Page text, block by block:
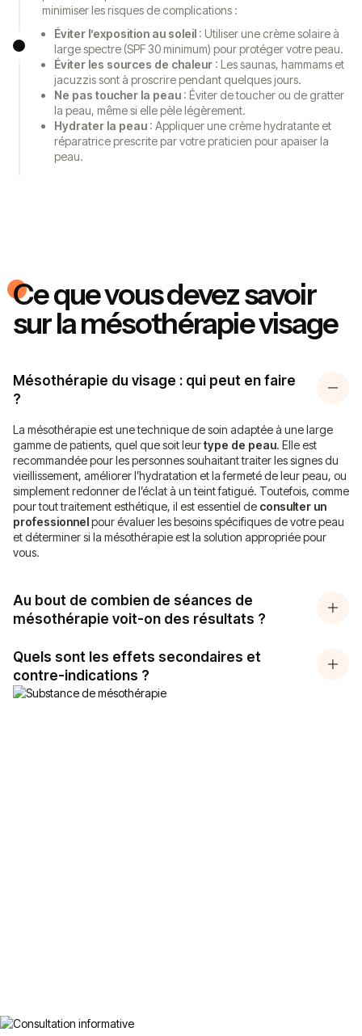
minimiser les risques de complications :
Éviter l’exposition au soleil: Utiliser une crème solaire à
large spectre (SPF 30 minimum) pour protéger votre peau.
Éviter les sources de chaleur: Les saunas, hammams et
jacuzzis sont à proscrire pendant quelques jours.
Ne pas toucher la peau: Éviter de toucher ou de gratter
la peau, même si elle pèle légèrement.
Hydrater la peau: Appliquer une crème hydratante et
réparatrice prescrite par votre praticien pour apaiser la
peau.
Ce que vous devez savoir
sur la mésothérapie visage
Mésothérapie du visage : qui peut en faire
?
La mésothérapie est une technique de soin adaptée à une large
gamme de patients, quel que soit leurtype de peau. Elle est
recommandée pour les personnes souhaitant traiter les signes du
vieillissement, améliorer l’hydratation et la fermeté de leur peau, ou
simplement redonner de l’éclat à un teint fatigué. Toutefois, comme
pour tout traitement esthétique, il est essentiel de consulter un
professionnelpour évaluer les besoins spécifiques de votre peau
et déterminer si la mésothérapie est la solution appropriée pour
vous.
Au bout de combien de séances de
mésothérapie voit-on des résultats ?
Quels sont les effets secondaires et
contre-indications ?